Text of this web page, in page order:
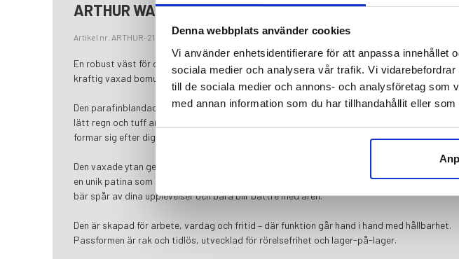
Denna webbplats använder cookies
Vi använder enhetsidentifierare för att anpassa innehållet
sociala medier och analysera vår trafik. Vi
till de sociala medier och annons- och analysföretag
med annan information som du har tillhandahållit eller
ARTHUR WAXED CANVAS VEST
Artikel nr. ARTHUR-21232-S
En robust väst för dig som rör dig sömlöst mellan stad och natur. Arthur Vest är tillverkad i
kraftig vaxad bomullscanvas – lika självklar i skogen som i stadens vardag.
Den parafinblandade, vaxade ytan ger hög slitstyrka och väderresistens. Den står emot
lätt regn och tuff användning utan problem. Det robusta bomullstyget mjuknar med tiden,
formar sig efter dig och blir bara snyggare ju mer du använder den.
Den vaxade ytan ger inte bara funktion, utan också karaktär. Med tiden utvecklar
en unik patina som gör att västen bara blir snyggare ju mer du använder den. Ett plagg
bär spår av dina upplevelser och bara blir bättre med åren.
Den är skapad för arbete, vardag och fritid – där funktion går hand i hand med hållbarhet.
Passformen är rak och tidlös, utvecklad för rörelsefrihet och lager-på-lager.